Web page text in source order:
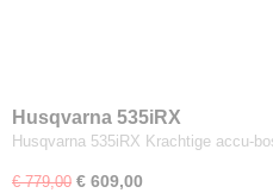
Husqvarna 535iRX
Husqvarna 535iRX Krachtige accu-
€ 779,00 € 609,00